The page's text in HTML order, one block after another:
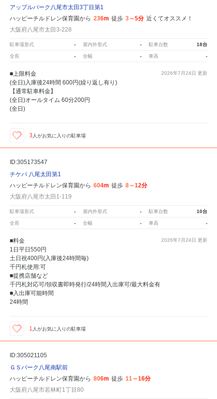
アップルパーク八尾市太田3丁目第1
ハッピーチルドレン保育園から 236m 徒歩 3～5分 近くてオススメ！
大阪府八尾市太田3-228
駐車場形式 - 屋内外形式 - 駐車台数 18台
全長 - 全幅 - 車高 -
2026年7月24日 更新
■上限料金
(全日)入庫後24時間 600円(繰り返し有り)
【通常駐車料金】
(全日)オールタイム 60分200円
(全日)
3 人がお気に入りの駐車場
ID:305173547
チケパ 八尾太田第1
ハッピーチルドレン保育園から 604m 徒歩 8～12分
大阪府八尾市太田1-119
駐車場形式 - 屋内外形式 - 駐車台数 10台
全長 - 全幅 - 車高 -
2026年7月24日 更新
■料金
1日平日550円
土日祝400円(入庫後24時間毎)
千円札使用:可
■提携店舗など
千円札対応可/領収書即時発行/24時間入出庫可/最大料金有
■入出庫可能時間
24時間
1 人がお気に入りの駐車場
ID:305021105
ＧＳパーク八尾南駅前
ハッピーチルドレン保育園から 806m 徒歩 11～16分
大阪府八尾市若林町1丁目80